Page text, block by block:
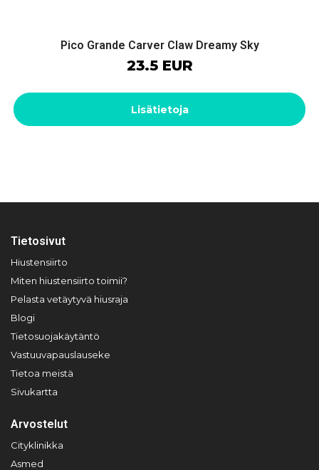
Pico Grande Carver Claw Dreamy Sky
23.5 EUR
Lisätietoja
Tietosivut
Hiustensiirto
Miten hiustensiirto toimii?
Pelasta vetäytyvä hiusraja
Blogi
Tietosuojakäytäntö
Vastuuvapauslauseke
Tietoa meistä
Sivukartta
Arvostelut
Cityklinikka
Asmed